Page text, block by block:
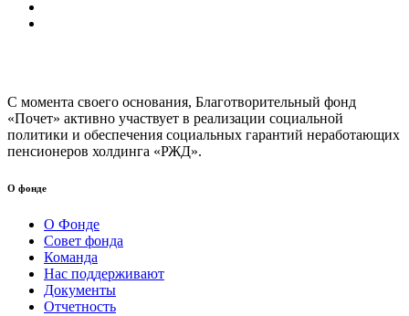
С момента своего основания, Благотворительный фонд
«Почет» активно участвует в реализации социальной
политики и обеспечения социальных гарантий неработающих
пенсионеров холдинга «РЖД».
О фонде
О Фонде
Совет фонда
Команда
Нас поддерживают
Документы
Отчетность